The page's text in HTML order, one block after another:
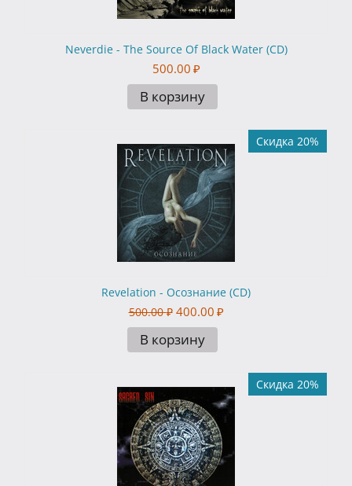
Neverdie - The Source Of Black Water (CD)
500.00 ₽
В корзину
Скидка 20%
Revelation - Осознание (CD)
500.00 ₽ 400.00 ₽
В корзину
Скидка 20%